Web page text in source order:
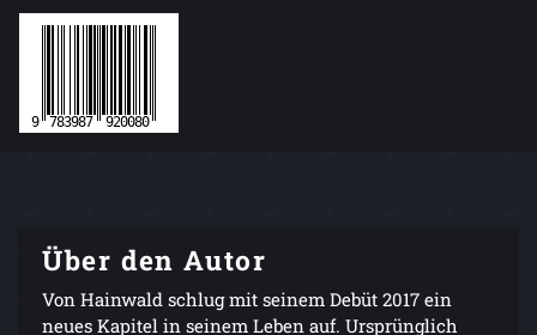
Über den Autor
Von Hainwald schlug mit seinem Debüt 2017 ein
neues Kapitel in seinem Leben auf. Ursprünglich